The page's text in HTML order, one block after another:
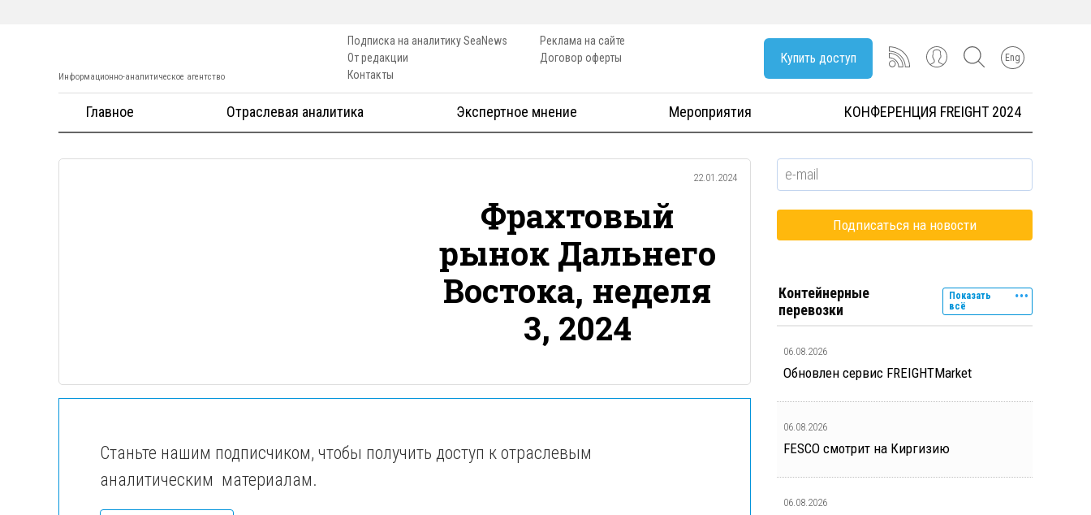
Информационно-аналитическое агентство
Подписка на аналитику SeaNews
От редакции
Контакты
Реклама на сайте
Договор оферты
Купить доступ Eng
Главное Отраслевая аналитика Экспертное мнение Мероприятия КОНФЕРЕНЦИЯ FREIGHT 2024
22.01.2024
Фрахтовый
рынок Дальнего
Востока, неделя
3, 2024
Станьте нашим подписчиком, чтобы получить доступ к отраслевым
аналитическим материалам.
Контейнерные
перевозки
Показать
всё
06.08.2026
Обновлен сервис FREIGHTMarket
06.08.2026
FESCO смотрит на Киргизию
06.08.2026